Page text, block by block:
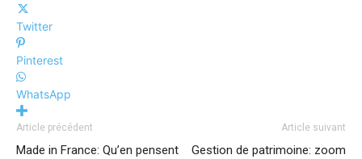
Twitter
Pinterest
WhatsApp
Article précédent
Made in France: Qu’en pensent
Article suivant
Gestion de patrimoine: zoom